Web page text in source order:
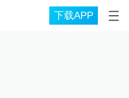
下载APP